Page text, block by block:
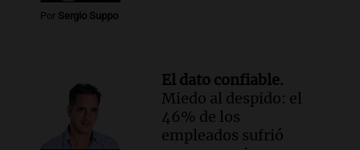
Por Sergio Suppo
El dato confiable.
Miedo al despido: el
46% de los
empleados sufrió